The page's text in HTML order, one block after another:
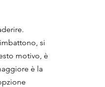
si
motivo, è
è la